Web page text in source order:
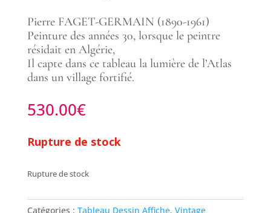
Pierre FAGET-GERMAIN (1890-1961)
Peinture des années 30, lorsque le peintre
résidait en Algérie,
Il capte dans ce tableau la lumière de l’Atlas
dans un village fortifié.
530.00€
Rupture de stock
Rupture de stock
Catégories : Tableau Dessin Affiche, Vintage